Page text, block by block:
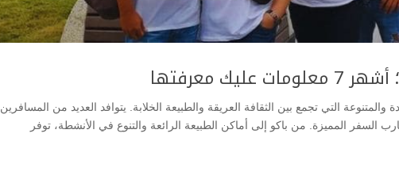
معرفتها
والمتنوعة التي تجمع بين الثقافة العريقة والطبيعة الخلابة. يتوافد العديد من المسافرين
السفر المميزة. من باكو إلى أماكن الطبيعة الرائعة والتنوع في الأنشطة، توفر